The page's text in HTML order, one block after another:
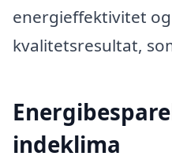
energieffektivitet
kvalitetsresultat,
indeklima